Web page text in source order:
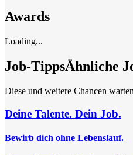
Awards
Loading...
Job-TippsÄhnliche
Diese und weitere Chancen
Deine Talente. Dein Job.
Bewirb dich ohne Lebenslauf.